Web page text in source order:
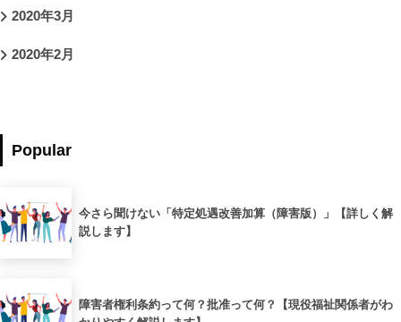
2020年3月
2020年2月
Popular
今さら聞けない「特定処遇改善加算（障害版）」【詳しく解
説します】
障害者権利条約って何？批准って何？【現役福祉関係者がわ